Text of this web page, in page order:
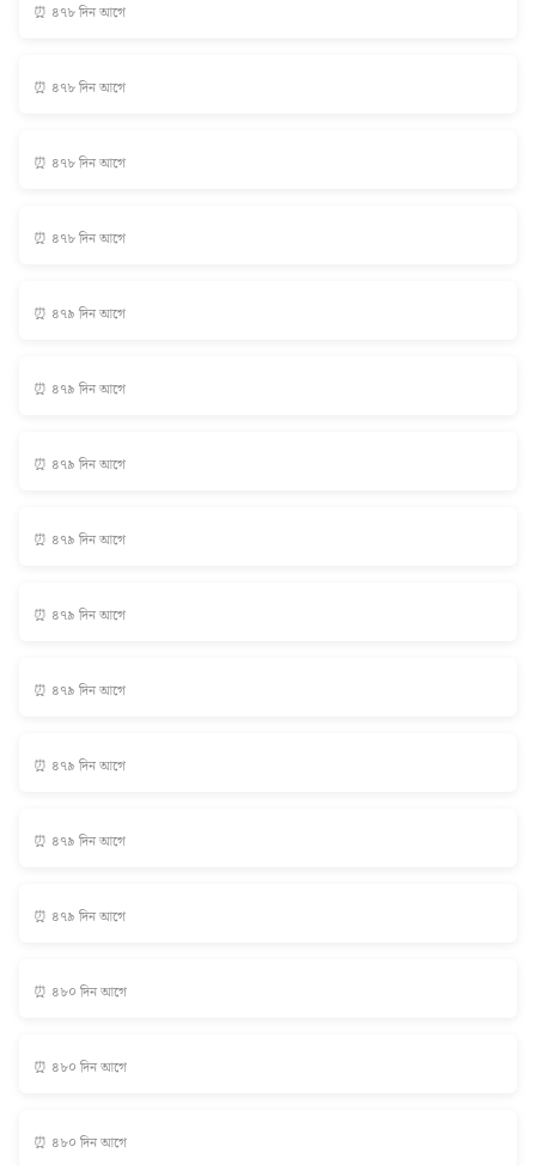
⏰ ৪৭৮ দিন আগে
⏰ ৪৭৮ দিন আগে
⏰ ৪৭৮ দিন আগে
⏰ ৪৭৮ দিন আগে
⏰ ৪৭৯ দিন আগে
⏰ ৪৭৯ দিন আগে
⏰ ৪৭৯ দিন আগে
⏰ ৪৭৯ দিন আগে
⏰ ৪৭৯ দিন আগে
⏰ ৪৭৯ দিন আগে
⏰ ৪৭৯ দিন আগে
⏰ ৪৭৯ দিন আগে
⏰ ৪৭৯ দিন আগে
⏰ ৪৮০ দিন আগে
⏰ ৪৮০ দিন আগে
⏰ ৪৮০ দিন আগে